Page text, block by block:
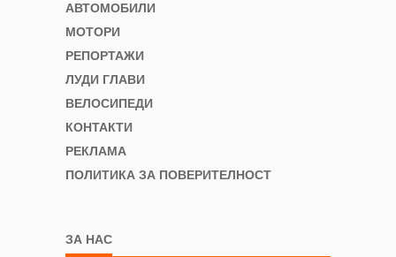
АВТОМОБИЛИ
МОТОРИ
РЕПОРТАЖИ
ЛУДИ ГЛАВИ
ВЕЛОСИПЕДИ
КОНТАКТИ
РЕКЛАМА
ПОЛИТИКА ЗА ПОВЕРИТЕЛНОСТ
ЗА НАС